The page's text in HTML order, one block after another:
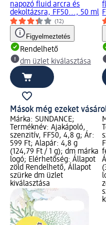
napozó fluid arcra és
dekoltázsra, FF50..., 50 ml
(12)
Figyelmeztetés
Rendelhető
dm üzlet kiválasztása
Mások még ezeket
Márka: SUNDANCE;
Terméknév: Ajakápoló,
szenzitív, FF50, 4,8 g; Ár:
599 Ft; Alapár: 4,8 g
(124,79 Ft / 1 g); dm márka
logó; Elérhetőség: Állapot
zöld Rendelhető, Állapot
szürke dm üzlet
kiválasztása